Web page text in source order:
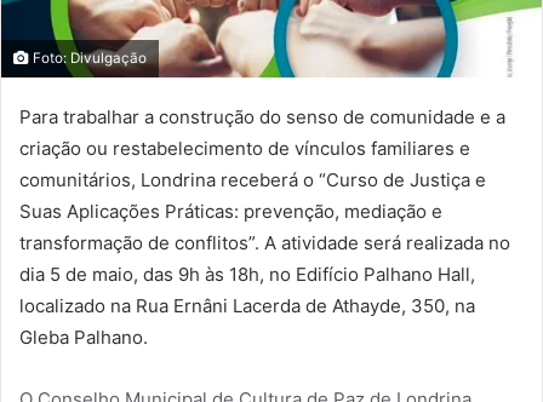
Foto: Divulgação
Para trabalhar a construção do senso de comunidade e a
criação ou restabelecimento de vínculos familiares e
comunitários, Londrina receberá o “Curso de Justiça e
Suas Aplicações Práticas: prevenção, mediação e
transformação de conflitos”. A atividade será realizada no
dia 5 de maio, das 9h às 18h, no Edifício Palhano Hall,
localizado na Rua Ernâni Lacerda de Athayde, 350, na
Gleba Palhano.